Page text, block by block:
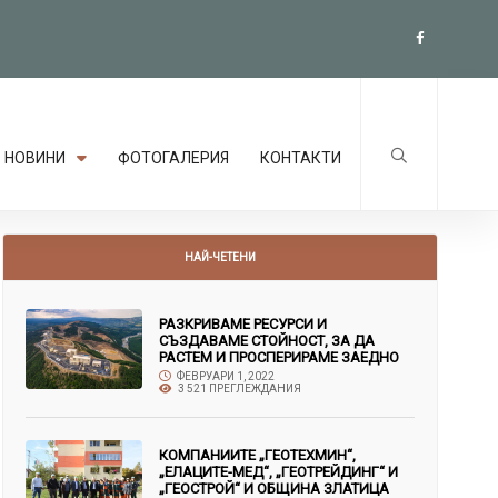
НОВИНИ ФОТОГАЛЕРИЯ КОНТАКТИ
НАЙ-ЧЕТЕНИ
РАЗКРИВАМЕ РЕСУРСИ И
СЪЗДАВАМЕ СТОЙНОСТ, ЗА ДА
РАСТЕМ И ПРОСПЕРИРАМЕ ЗАЕДНО
ФЕВРУАРИ 1, 2022
3 521 ПРЕГЛЕЖДАНИЯ
КОМПАНИИТЕ „ГЕОТЕХМИН“,
„ЕЛАЦИТЕ-МЕД“, „ГЕОТРЕЙДИНГ“ И
„ГЕОСТРОЙ“ И ОБЩИНА ЗЛАТИЦА